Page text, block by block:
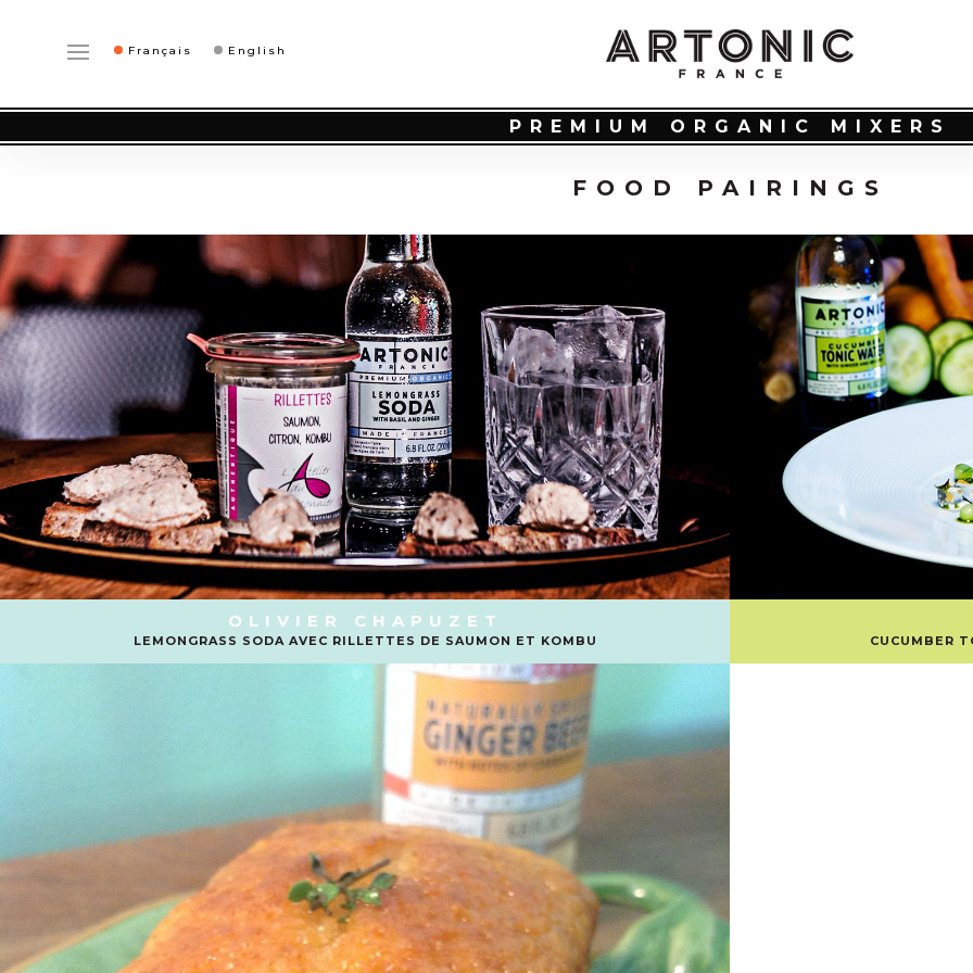
Français English
PREMIUM ORGANIC MIXERS
FOOD PAIRINGS
OLIVIER CHAPUZET
LEMONGRASS SODA AVEC RILLETTES DE SAUMON ET KOMBU CUCUMBER